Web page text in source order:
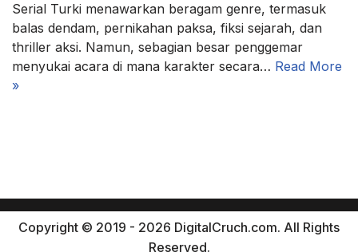
Serial Turki menawarkan beragam genre, termasuk
balas dendam, pernikahan paksa, fiksi sejarah, dan
thriller aksi. Namun, sebagian besar penggemar
menyukai acara di mana karakter secara… Read More
»
Copyright © 2019 - 2026 DigitalCruch.com. All Rights
Reserved.